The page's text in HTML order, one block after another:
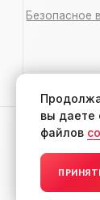
вы даете
файлов